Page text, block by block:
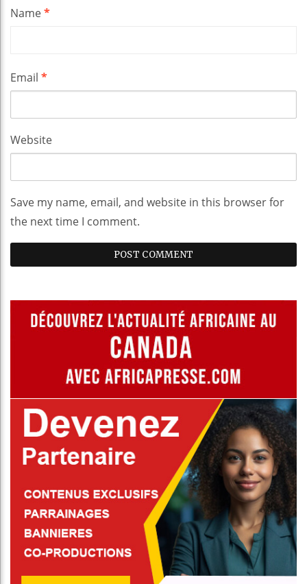
Name*
Email *
Website
Save my name, email, and website in this browser for
the next time I comment.